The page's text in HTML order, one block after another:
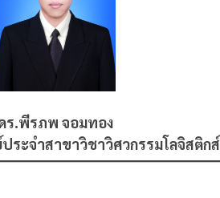
ร.พีรภพ จอมทอง
ระจำสาขาวิชาวิศวกรรมโลจิสติกส์